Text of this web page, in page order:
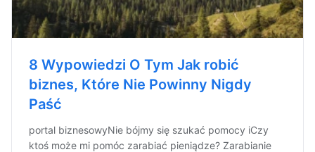
8 Wypowiedzi O Tym Jak robić
biznes, Które Nie Powinny Nigdy
Paść
portal biznesowyNie bójmy się szukać pomocy iCzy
ktoś może mi pomóc zarabiać pieniądze? Zarabianie